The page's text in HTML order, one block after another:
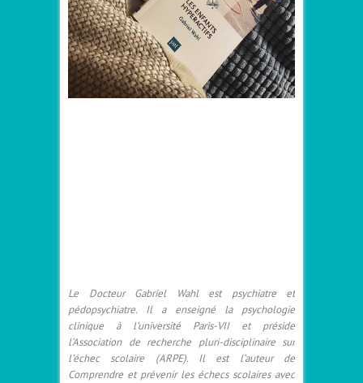
Le Docteur Gabriel Wahl est psychiatre et
pédopsychiatre. Il a enseigné la psychologie
clinique à l’université Paris-VII et préside
l’Association de recherche pluri-disciplinaire sur
l’échec scolaire (ARPE). Il est l’auteur de
Comprendre et prévenir les échecs scolaires avec